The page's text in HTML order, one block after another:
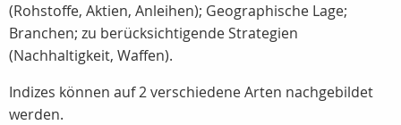
(Rohstoffe, Aktien, Anleihen); Geographische Lage;
Branchen; zu berücksichtigende Strategien
(Nachhaltigkeit, Waffen).
Indizes können auf 2 verschiedene Arten nachgebildet
werden.